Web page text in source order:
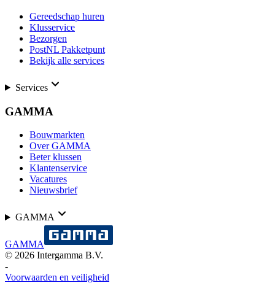
Gereedschap huren
Klusservice
Bezorgen
PostNL Pakketpunt
Bekijk alle services
Services
GAMMA
Bouwmarkten
Over GAMMA
Beter klussen
Klantenservice
Vacatures
Nieuwsbrief
GAMMA
GAMMA
© 2026 Intergamma B.V.
-
Voorwaarden en veiligheid